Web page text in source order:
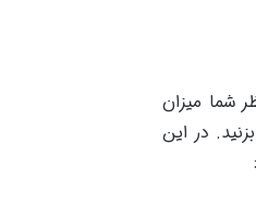
شما میزان
در این